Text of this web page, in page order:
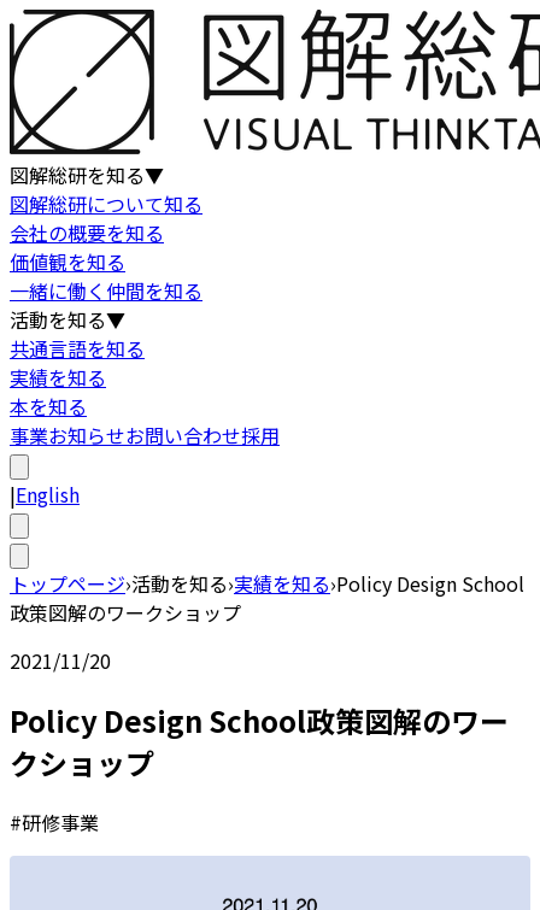
図解総研を知る▼
図解総研について知る
会社の概要を知る
価値観を知る
一緒に働く仲間を知る
活動を知る▼
共通言語を知る
実績を知る
本を知る
事業お知らせお問い合わせ採用
|English
トップページ›活動を知る›実績を知る›Policy Design School
政策図解のワークショップ
2021/11/20
Policy Design School政策図解のワー
クショップ
#研修事業